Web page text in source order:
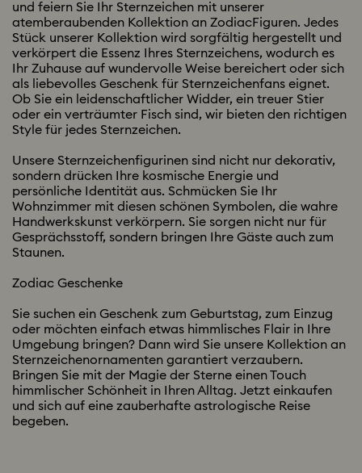
und feiern Sie Ihr Sternzeichen mit unserer
atemberaubenden Kollektion an ZodiacFiguren. Jedes
Stück unserer Kollektion wird sorgfältig hergestellt und
verkörpert die Essenz Ihres Sternzeichens, wodurch es
Ihr Zuhause auf wundervolle Weise bereichert oder sich
als liebevolles Geschenk für Sternzeichenfans eignet.
Ob Sie ein leidenschaftlicher Widder, ein treuer Stier
oder ein verträumter Fisch sind, wir bieten den richtigen
Style für jedes Sternzeichen.
Unsere Sternzeichenfigurinen sind nicht nur dekorativ,
sondern drücken Ihre kosmische Energie und
persönliche Identität aus. Schmücken Sie Ihr
Wohnzimmer mit diesen schönen Symbolen, die wahre
Handwerkskunst verkörpern. Sie sorgen nicht nur für
Gesprächsstoff, sondern bringen Ihre Gäste auch zum
Staunen.
Zodiac Geschenke
Sie suchen ein Geschenk zum Geburtstag, zum Einzug
oder möchten einfach etwas himmlisches Flair in Ihre
Umgebung bringen? Dann wird Sie unsere Kollektion an
Sternzeichenornamenten garantiert verzaubern.
Bringen Sie mit der Magie der Sterne einen Touch
himmlischer Schönheit in Ihren Alltag. Jetzt einkaufen
und sich auf eine zauberhafte astrologische Reise
begeben.